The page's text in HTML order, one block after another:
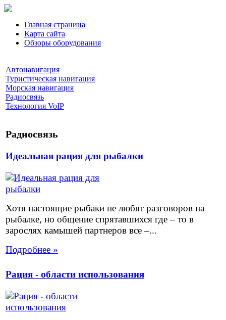
Главная страница
Карта сайта
Обзоры оборудования
Автонавигация
Туристическая навигация
Морская навигация
Радиосвязь
Технология VoIP
Радиосвязь
Идеальная рация для рыбалки
Хотя настоящие рыбаки не любят разговоров на
рыбалке, но общение спрятавшихся где – то в
зарослях камышей партнеров все –...
Подробнее »
Рация - области использования